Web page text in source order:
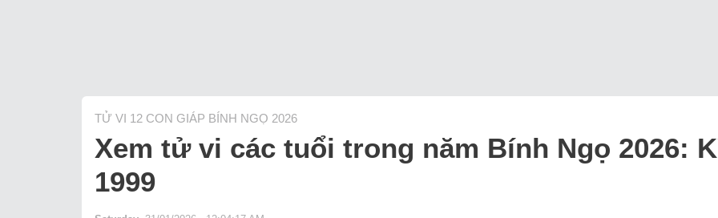
TỬ VI 12 CON GIÁP BÍNH NGỌ 2026
Xem tử vi các tuổi trong năm Bính Ngọ 2026:
1999